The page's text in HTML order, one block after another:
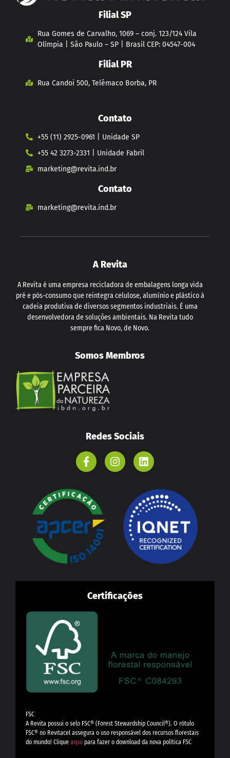
Filial SP
Rua Gomes de Carvalho, 1069 – conj. 123/124 Vila
Olímpia | São Paulo – SP | Brasil CEP: 04547-004
Filial PR
Rua Candoi 500, Telêmaco Borba, PR
Contato
+55 (11) 2925-0961 | Unidade SP
+55 42 3273-2331 | Unidade Fabril
marketing@revita.ind.br
Contato
marketing@revita.ind.br
A Revita
A Revita é uma empresa recicladora de embalagens longa vida
pré e pós-consumo que reintegra celulose, alumínio e plástico à
cadeia produtiva de diversos segmentos industriais. É uma
desenvolvedora de soluções ambientais. Na Revita tudo
sempre fica Novo, de Novo.
Somos Membros
Redes Sociais
Certificações
FSC
A Revita possui o selo FSC®️ (Forest Stewardship Council®️). O rótulo
FSC®️ no Revitacel assegura o uso responsável dos recursos florestais
do mundo! Clique aqui para fazer o download da nova política FSC